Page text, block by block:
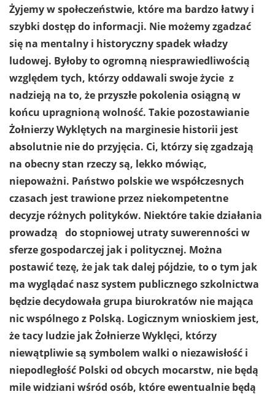
Żyjemy w społeczeństwie, które ma bardzo łatwy i
szybki dostęp do informacji. Nie możemy zgadzać
się na mentalny i historyczny spadek władzy
ludowej. Byłoby to ogromną niesprawiedliwością
względem tych, którzy oddawali swoje życie z
nadzieją na to, że przyszłe pokolenia osiągną w
końcu upragnioną wolność. Takie pozostawianie
Żołnierzy Wyklętych na marginesie historii jest
absolutnie nie do przyjęcia. Ci, którzy się zgadzają
na obecny stan rzeczy są, lekko mówiąc,
niepoważni. Państwo polskie we współczesnych
czasach jest trawione przez niekompetentne
decyzje różnych polityków. Niektóre takie działania
prowadzą do stopniowej utraty suwerenności w
sferze gospodarczej jak i politycznej. Można
postawić tezę, że jak tak dalej pójdzie, to o tym jak
ma wyglądać nasz system publicznego szkolnictwa
będzie decydowała grupa biurokratów nie mająca
nic wspólnego z Polską. Logicznym wnioskiem jest,
że tacy ludzie jak Żołnierze Wyklęci, którzy
niewątpliwie są symbolem walki o niezawisłość i
niepodległość Polski od obcych mocarstw, nie będą
mile widziani wśród osób, które ewentualnie będą